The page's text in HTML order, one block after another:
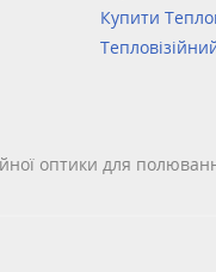
Купити
оптики для